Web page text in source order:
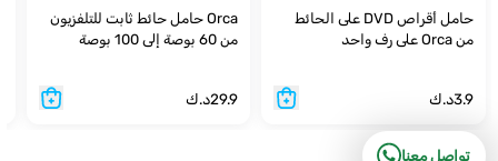
حامل أقراص DVD على الحائط
من Orca على رف واحد
3.9د.ك
Orca حامل حائط ثابت للتلفزيون
من 60 بوصة إلى 100 بوصة
29.9د.ك
تواصل معنا